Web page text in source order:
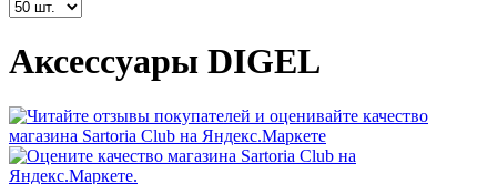
Аксессуары DIGEL